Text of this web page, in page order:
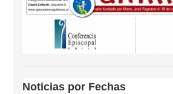
Noticias por Fechas